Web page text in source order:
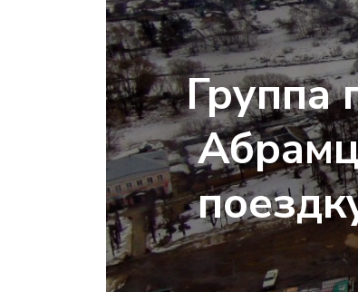
Группа